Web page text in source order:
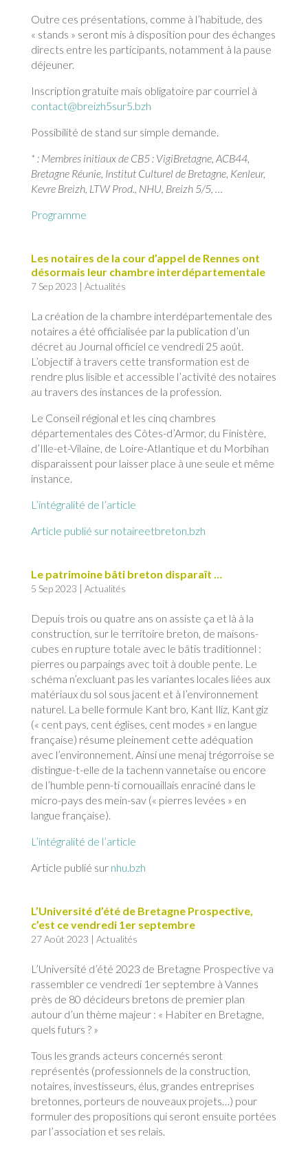
Outre ces présentations, comme à l’habitude, des
« stands » seront mis à disposition pour des échanges
directs entre les participants, notamment à la pause
déjeuner.
Inscription gratuite mais obligatoire par courriel à
contact@breizh5sur5.bzh
Possibilité de stand sur simple demande.
* : Membres initiaux de CB5 : VigiBretagne, ACB44,
Bretagne Réunie, Institut Culturel de Bretagne, Kenleur,
Kevre Breizh, LTW Prod., NHU, Breizh 5/5, …
Programme
Les notaires de la cour d’appel de Rennes ont
désormais leur chambre interdépartementale
7 Sep 2023 | Actualités
La création de la chambre interdépartementale des
notaires a été officialisée par la publication d’un
décret au Journal officiel ce vendredi 25 août.
L’objectif à travers cette transformation est de
rendre plus lisible et accessible l’activité des notaires
au travers des instances de la profession.
Le Conseil régional et les cinq chambres
départementales des Côtes-d’Armor, du Finistère,
d’Ille-et-Vilaine, de Loire-Atlantique et du Morbihan
disparaissent pour laisser place à une seule et même
instance.
L’intégralité de l’article
Article publié sur notaireetbreton.bzh
Le patrimoine bâti breton disparaît …
5 Sep 2023 | Actualités
Depuis trois ou quatre ans on assiste ça et là à la
construction, sur le territoire breton, de maisons-
cubes en rupture totale avec le bâtis traditionnel :
pierres ou parpaings avec toit à double pente. Le
schéma n’excluant pas les variantes locales liées aux
matériaux du sol sous jacent et à l’environnement
naturel. La belle formule Kant bro, Kant Iliz, Kant giz
(« cent pays, cent églises, cent modes » en langue
française) résume pleinement cette adéquation
avec l’environnement. Ainsi une menaj trégorroise se
distingue-t-elle de la tachenn vannetaise ou encore
de l’humble penn-ti cornouaillais enraciné dans le
micro-pays des mein-sav (« pierres levées » en
langue française).
L’intégralité de l’article
Article publié sur nhu.bzh
L’Université d’été de Bretagne Prospective,
c’est ce vendredi 1er septembre
27 Août 2023 | Actualités
L’Université d’été 2023 de Bretagne Prospective va
rassembler ce vendredi 1er septembre à Vannes
près de 80 décideurs bretons de premier plan
autour d’un thème majeur : « Habiter en Bretagne,
quels futurs ? »
Tous les grands acteurs concernés seront
représentés (professionnels de la construction,
notaires, investisseurs, élus, grandes entreprises
bretonnes, porteurs de nouveaux projets…) pour
formuler des propositions qui seront ensuite portées
par l’association et ses relais.